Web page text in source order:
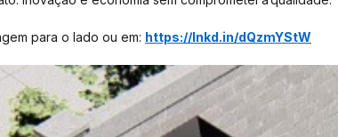
para o lado ou em: https://lnkd.in/dQzmYStW